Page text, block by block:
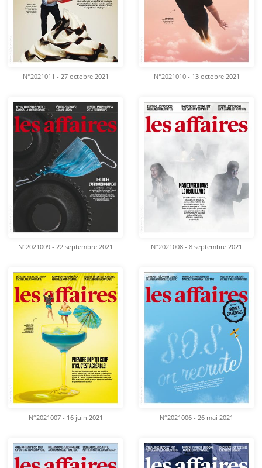
N°2021011 - 27 octobre 2021 N°2021010 - 13 octobre 2021
N°2021009 - 22 septembre 2021 N°2021008 - 8 septembre 2021
N°2021007 - 16 juin 2021 N°2021006 - 26 mai 2021